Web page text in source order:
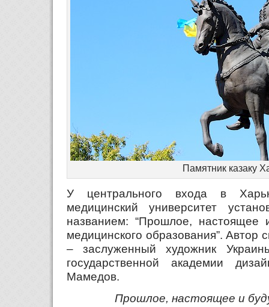
Памятник казаку
У центрального входа в
медицинский университет
названием: “Прошлое,
медицинского образования”. Автор
– заслуженный художник
государственной академии
Мамедов.
Прошлое, настоящее и